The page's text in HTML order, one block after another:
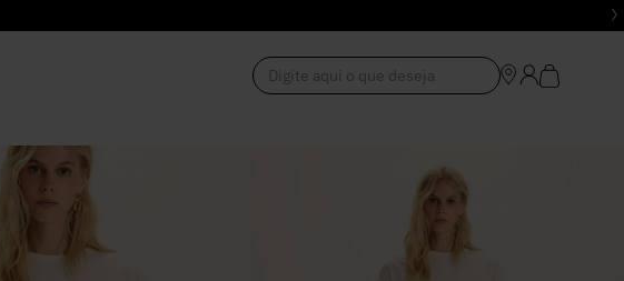
Digite aqui o que deseja